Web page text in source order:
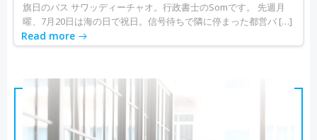
旗日のバス サワッディーチャオ。行政書士のSomです。 先週月
曜、7月20日は海の日で祝日。信号待ちで隣に停まった都営バ […]
Read more